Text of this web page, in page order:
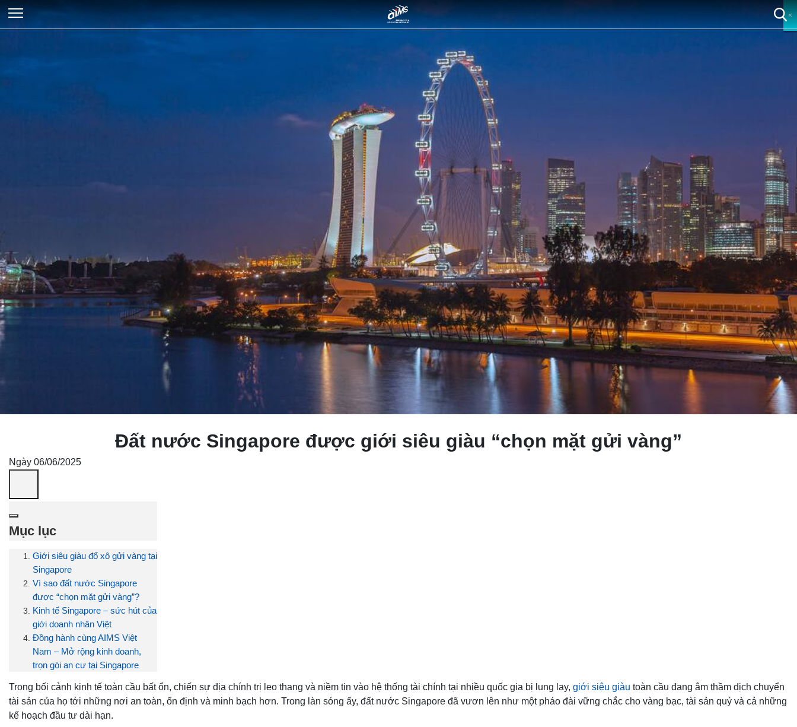
Đất nước Singapore được giới siêu giàu “chọn mặt gửi vàng”
Ngày 06/06/2025
Mục lục
Giới siêu giàu đổ xô gửi vàng tại
Singapore
Vì sao đất nước Singapore
được “chọn mặt gửi vàng”?
Kinh tế Singapore – sức hút của
giới doanh nhân Việt
Đồng hành cùng AIMS Việt
Nam – Mở rộng kinh doanh,
trọn gói an cư tại Singapore
Trong bối cảnh kinh tế toàn cầu bất ổn, chiến sự địa chính trị leo thang và niềm tin vào hệ thống tài chính tại nhiều quốc gia bị lung lay, giới siêu giàu toàn cầu đang âm thầm dịch chuyển
tài sản của họ tới những nơi an toàn, ổn định và minh bạch hơn. Trong làn sóng ấy, đất nước Singapore đã vươn lên như một pháo đài vững chắc cho vàng bạc, tài sản quý và cả những
kế hoạch đầu tư dài hạn.
×
×
×
×